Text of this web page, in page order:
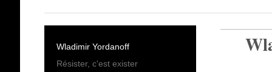
Wladimir Yordanoff
Résister, c'est exister